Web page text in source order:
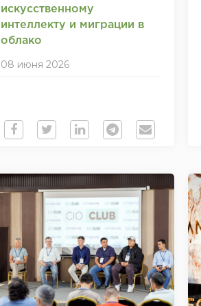
искусственному
интеллекту и миграции в
облако
08 июня 2026